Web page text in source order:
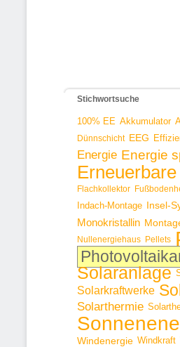
Stichwortsuche
100% EE Akkumulator
Dünnschicht EEG
Energie Energie
Flachkollektor
Indach-Montage Insel-
Monokristallin
Nullenergiehaus Pellets
Solaranlage
Solarkraftwerke
Solarthermie
Windenergie Windkraft